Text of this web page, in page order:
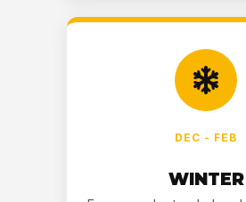
DEC - FEB
WINTER